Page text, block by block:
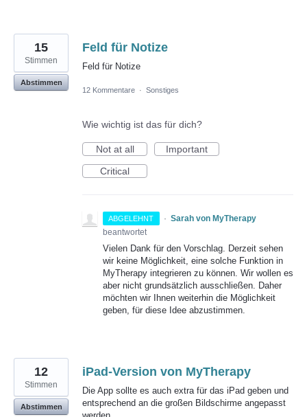
Feld für Notize
Feld für Notize
15
Stimmen
Abstimmen
12 Kommentare · Sonstiges
Wie wichtig ist das für dich?
Not at all
Important
Critical
ABGELEHNT · Sarah von MyTherapy
beantwortet
Vielen Dank für den Vorschlag. Derzeit sehen
wir keine Möglichkeit, eine solche Funktion in
MyTherapy integrieren zu können. Wir wollen es
aber nicht grundsätzlich ausschließen. Daher
möchten wir Ihnen weiterhin die Möglichkeit
geben, für diese Idee abzustimmen.
iPad-Version von MyTherapy
Die App sollte es auch extra für das iPad geben und
entsprechend an die großen Bildschirme angepasst
12
Stimmen
Abstimmen